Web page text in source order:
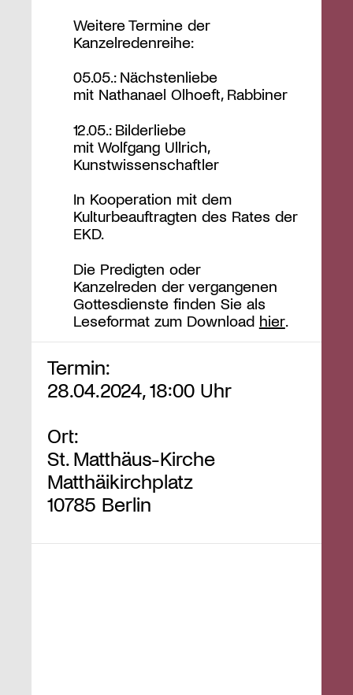
Weitere Termine der
Kanzelredenreihe:
05.05.: Nächstenliebe
mit Nathanael Olhoeft, Rabbiner
12.05.: Bilderliebe
mit Wolfgang Ullrich,
Kunstwissenschaftler
In Kooperation mit dem
Kulturbeauftragten des Rates der
EKD.
Die Predigten oder
Kanzelreden der vergangenen
Gottesdienste finden Sie als
Leseformat zum Download hier.
Termin:
28.04.2024, 18:00 Uhr
Ort:
St. Matthäus-Kirche
Matthäikirchplatz
10785 Berlin